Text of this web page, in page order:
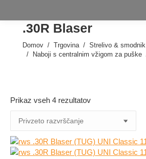
.30R Blaser
Tukaj ste:
Domov Trgovina
Strelivo & smodnik
Naboji s centralnim vžigom za puške
Prikaz vseh 4 rezultatov